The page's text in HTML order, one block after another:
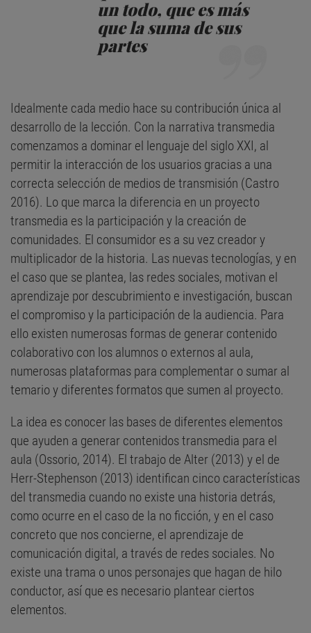
un todo, que es más
que la suma de sus
partes
Idealmente cada medio hace su contribución única al
desarrollo de la lección. Con la narrativa transmedia
comenzamos a dominar el lenguaje del siglo XXI, al
permitir la interacción de los usuarios gracias a una
correcta selección de medios de transmisión (Castro
2016). Lo que marca la diferencia en un proyecto
transmedia es la participación y la creación de
comunidades. El consumidor es a su vez creador y
multiplicador de la historia. Las nuevas tecnologías, y en
el caso que se plantea, las redes sociales, motivan el
aprendizaje por descubrimiento e investigación, buscan
el compromiso y la participación de la audiencia. Para
ello existen numerosas formas de generar contenido
colaborativo con los alumnos o externos al aula,
numerosas plataformas para complementar o sumar al
temario y diferentes formatos que sumen al proyecto.
La idea es conocer las bases de diferentes elementos
que ayuden a generar contenidos transmedia para el
aula (Ossorio, 2014). El trabajo de Alter (2013) y el de
Herr-Stephenson (2013) identifican cinco características
del transmedia cuando no existe una historia detrás,
como ocurre en el caso de la no ficción, y en el caso
concreto que nos concierne, el aprendizaje de
comunicación digital, a través de redes sociales. No
existe una trama o unos personajes que hagan de hilo
conductor, así que es necesario plantear ciertos
elementos.